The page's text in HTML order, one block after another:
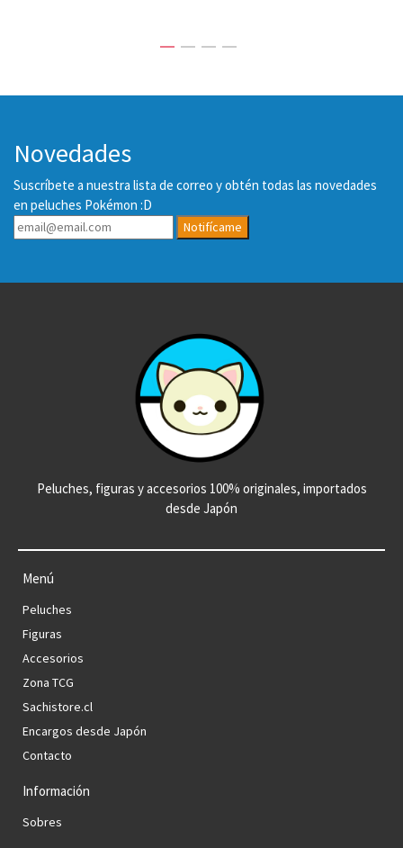
Novedades
Suscríbete a nuestra lista de correo y obtén todas las novedades
en peluches Pokémon :D
Notifícame
Peluches, figuras y accesorios 100% originales, importados
desde Japón
Menú
Peluches
Figuras
Accesorios
Zona TCG
Sachistore.cl
Encargos desde Japón
Contacto
Información
Sobres